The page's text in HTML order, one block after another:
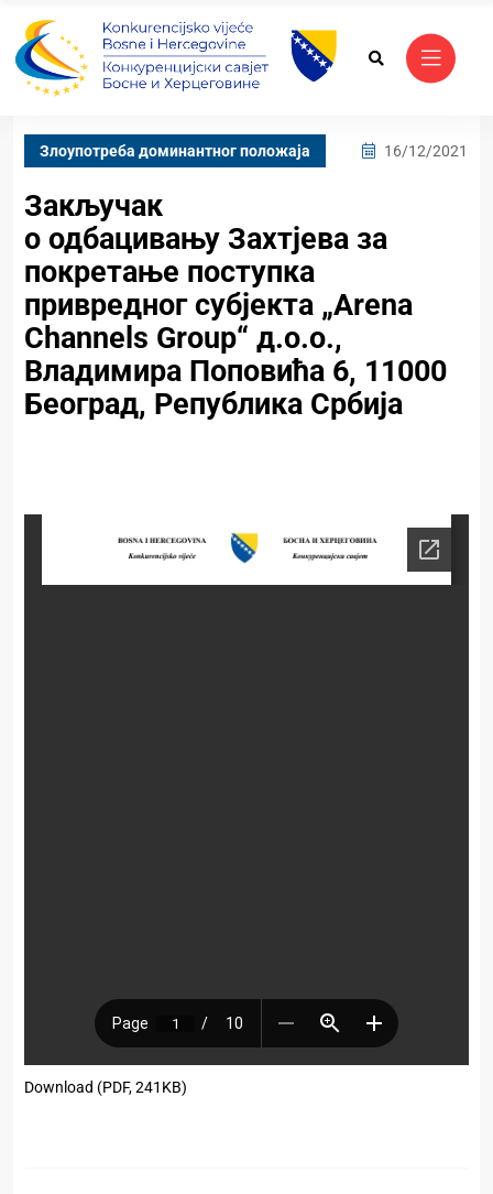
Злоупотреба доминантног положаја 16/12/2021
Закључак
о одбацивању Захтјева за
покретање поступка
привредног субјекта „Arena
Channels Group“ д.о.о.,
Владимира Поповића 6, 11000
Београд, Република Србија
Download (PDF, 241KB)